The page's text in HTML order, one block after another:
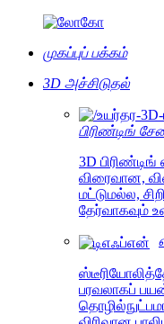
முகப்புப் பக்கம்
3D அச்சிடுதல்
பிரிண்டிங்
3D பிரிண்டிங்
விரைவான,
மட்டுமல்ல,
தேர்வாகவும்
பரவலாகப்